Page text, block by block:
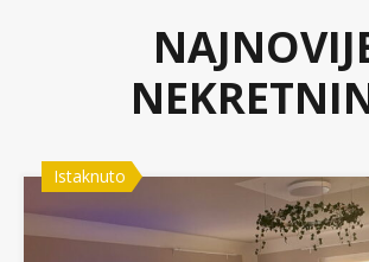
Istaknuto